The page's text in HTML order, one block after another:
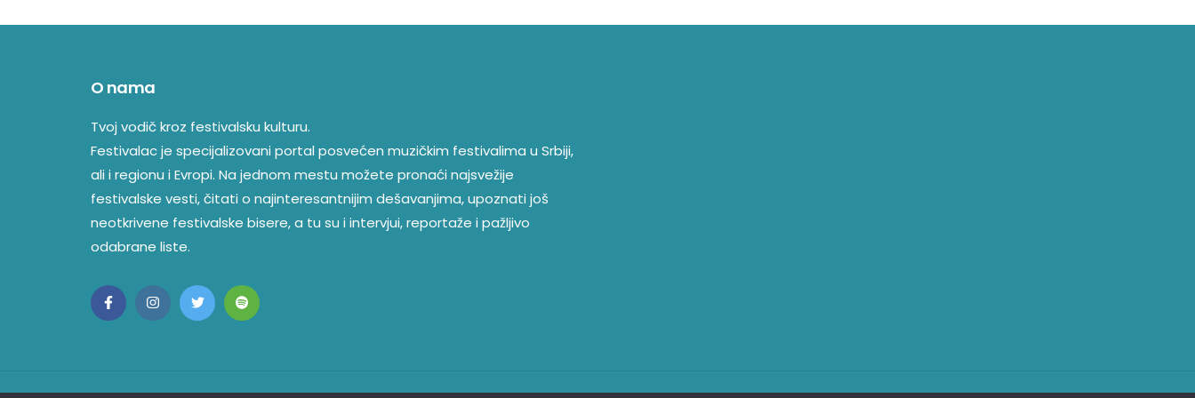
O nama
Tvoj vodič kroz festivalsku kulturu.
Festivalac je specijalizovani portal posvećen muzičkim festivalima u Srbiji,
ali i regionu i Evropi. Na jednom mestu možete pronaći najsvežije
festivalske vesti, čitati o najinteresantnijim dešavanjima, upoznati još
neotkrivene festivalske bisere, a tu su i intervjui, reportaže i pažljivo
odabrane liste.